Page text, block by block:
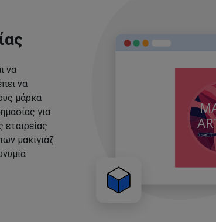
να
να
μάρκα
για
μακιγιάζ